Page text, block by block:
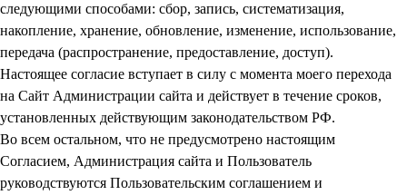
следующими способами: сбор, запись, систематизация,
накопление, хранение, обновление, изменение, использование,
передача (распространение, предоставление, доступ).
Настоящее согласие вступает в силу с момента моего перехода
на Сайт Администрации сайта и действует в течение сроков,
установленных действующим законодательством РФ.
Во всем остальном, что не предусмотрено настоящим
Согласием, Администрация сайта и Пользователь
руководствуются Пользовательским соглашением и